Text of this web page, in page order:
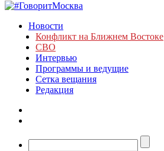
Новости
Конфликт на Ближнем Востоке
СВО
Интервью
Программы и ведущие
Сетка вещания
Редакция